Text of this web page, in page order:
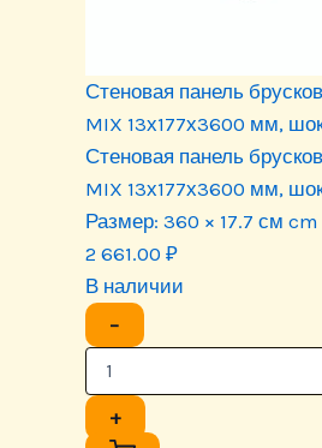
Стеновая панель
MIX 13х177х3600 мм,
Стеновая панель
MIX 13х177х3600 мм,
Размер: 360 × 17.7 см cm
2 661.00 ₽
В наличии
−
+